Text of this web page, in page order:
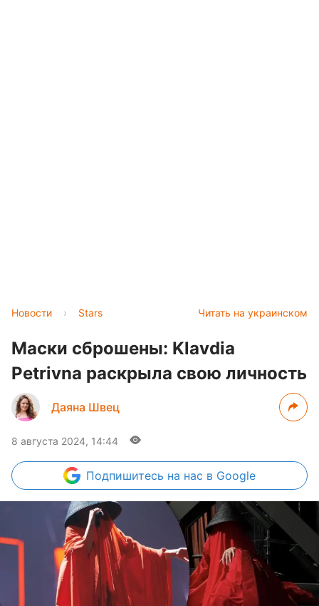
Читать на украинском
Новости › Stars
Маски сброшены: Klavdia
Petrivna раскрыла свою личность
Даяна Швец
8 августа 2024, 14:44
Подпишитесь на нас в Google